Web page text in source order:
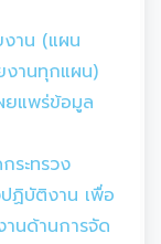
าน (แผน
งานทุกแผน)
ยแพร่ข้อมูล
ระทรวง
ฏิบัติงาน เพื่อ
นด้านการจัด